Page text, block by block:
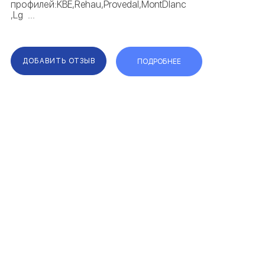
профилей:KBE,Rehau,Provedal,MontDlanc
,Lg ...
ДОБАВИТЬ ОТЗЫВ ПОДРОБНЕЕ